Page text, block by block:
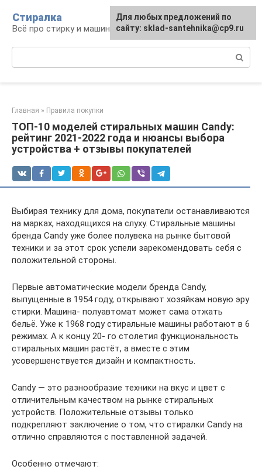
контенту
Стиралка
Всё про стирку и машинки
Главная » Правила покупки
ТОП-10 моделей стиральных машин Candy:
рейтинг 2021-2022 года и нюансы выбора
устройства + отзывы покупателей
Выбирая технику для дома, покупатели останавливаются
на марках, находящихся на слуху. Стиральные машины
бренда Candy уже более полувека на рынке бытовой
техники и за этот срок успели зарекомендовать себя с
положительной стороны.
Первые автоматические модели бренда Candy,
выпущенные в 1954 году, открывают хозяйкам новую эру
стирки. Машина- полуавтомат может сама отжать
бельё. Уже к 1968 году стиральные машины работают в 6
режимах. А к концу 20- го столетия функциональность
стиральных машин растёт, а вместе с этим
усовершенствуется дизайн и компактность.
Candy — это разнообразие техники на вкус и цвет с
отличительным качеством на рынке стиральных
устройств. Положительные отзывы только
подкрепляют заключение о том, что стиралки Candy на
отлично справляются с поставленной задачей.
Особенно отмечают:
Для любых предложений по
сайту: sklad-santehnika@cp9.ru